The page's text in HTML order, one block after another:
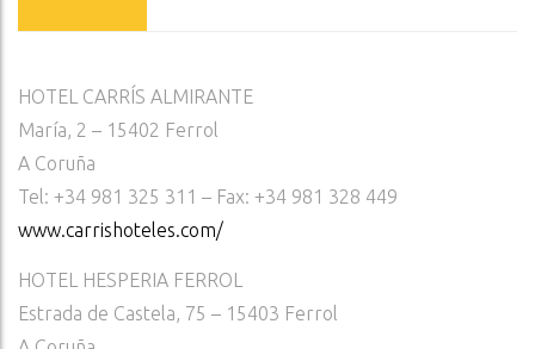
HOTEL CARRÍS ALMIRANTE
María, 2 – 15402 Ferrol
A Coruña
Tel: +34 981 325 311 – Fax: +34 981 328 449
www.carrishoteles.com/
HOTEL HESPERIA FERROL
Estrada de Castela, 75 – 15403 Ferrol